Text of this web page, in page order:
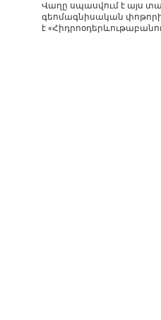
Վաղը սպասվում է այս
գեոմագնիսական
է